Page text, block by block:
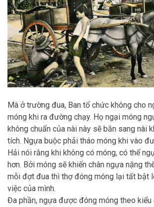
Mà ở trường đua, Ban tổ chức không cho
móng khi ra đường chạy. Họ ngại móng
không chuẩn của nài này sẽ bắn sang nài
tích. Ngựa buộc phải tháo móng khi vào
Hải nói rằng khi không có móng, có thể
hơn. Bởi móng sẽ khiến chân ngựa nặng
mỗi đợt đua thì thợ đóng móng lại tất bật
việc của mình.
Đa phần, ngựa được đóng móng theo